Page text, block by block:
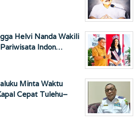
Helvi Nanda Wakili
Indon…
Minta Waktu
Cepat Tulehu–